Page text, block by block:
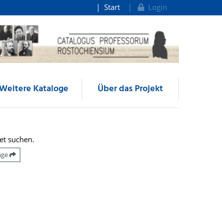
Start Login
Kataloge Über das Projekt
suchen.